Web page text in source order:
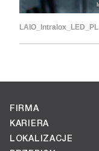
LAIO_Intralox_LED_PL
FIRMA
KARIERA
LOKALIZACJE